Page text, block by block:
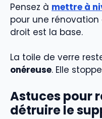
Pensez à mettre à
pour une rénovation
droit est la base.
La toile de verre
onéreuse. Elle
Astuces pour
détruire le